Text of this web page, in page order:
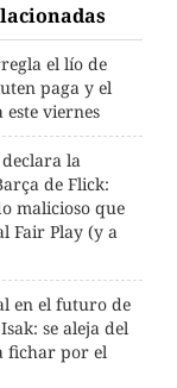
el lío de
paga y el
este viernes
la
de Flick:
malicioso que
Fair Play (y a
en el futuro de
se aleja del
fichar por el